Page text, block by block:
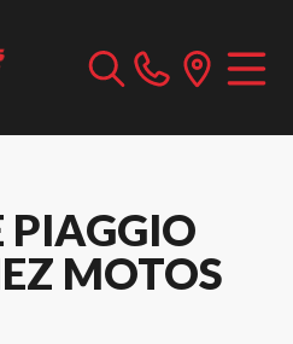
PIAGGIO
MOTOS